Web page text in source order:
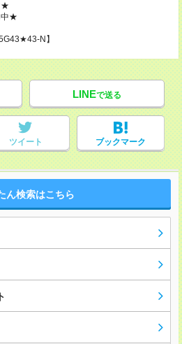
★
中★
N】
LINEで送る
ツイート ブックマーク
ん検索はこちら